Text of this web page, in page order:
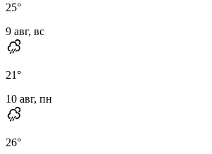
25°
9 авг, вс
21°
10 авг, пн
26°